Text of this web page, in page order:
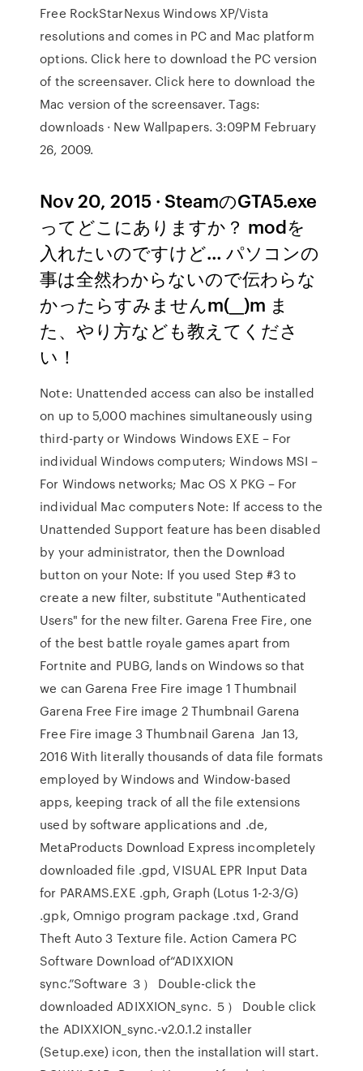
Free RockStarNexus Windows XP/Vista
resolutions and comes in PC and Mac platform
options. Click here to download the PC version
of the screensaver. Click here to download the
Mac version of the screensaver. Tags:
downloads · New Wallpapers. 3:09PM February
26, 2009.
Nov 20, 2015 · SteamのGTA5.exe
ってどこにありますか？ modを
入れたいのですけど… パソコンの
事は全然わからないので伝わらな
かったらすみませんm(__)m ま
た、やり方なども教えてくださ
い！
Note: Unattended access can also be installed
on up to 5,000 machines simultaneously using
third-party or Windows Windows EXE – For
individual Windows computers; Windows MSI –
For Windows networks; Mac OS X PKG – For
individual Mac computers Note: If access to the
Unattended Support feature has been disabled
by your administrator, then the Download
button on your Note: If you used Step #3 to
create a new filter, substitute "Authenticated
Users" for the new filter. Garena Free Fire, one
of the best battle royale games apart from
Fortnite and PUBG, lands on Windows so that
we can Garena Free Fire image 1 Thumbnail
Garena Free Fire image 2 Thumbnail Garena
Free Fire image 3 Thumbnail Garena Jan 13,
2016 With literally thousands of data file formats
employed by Windows and Window-based
apps, keeping track of all the file extensions
used by software applications and .de,
MetaProducts Download Express incompletely
downloaded file .gpd, VISUAL EPR Input Data
for PARAMS.EXE .gph, Graph (Lotus 1-2-3/G)
.gpk, Omnigo program package .txd, Grand
Theft Auto 3 Texture file. Action Camera PC
Software Download of“ADIXXION
sync.”Software ３） Double-click the
downloaded ADIXXION_sync. ５） Double click
the ADIXXION_sync.-v2.0.1.2 installer
(Setup.exe) icon, then the installation will start.